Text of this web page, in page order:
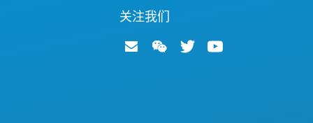
关注我们